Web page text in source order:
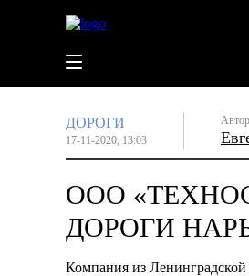
ДОРОГИ
17-11-2020, 13:03
Автор
ООО
ДОРОГИ
Компания из Ленинградской